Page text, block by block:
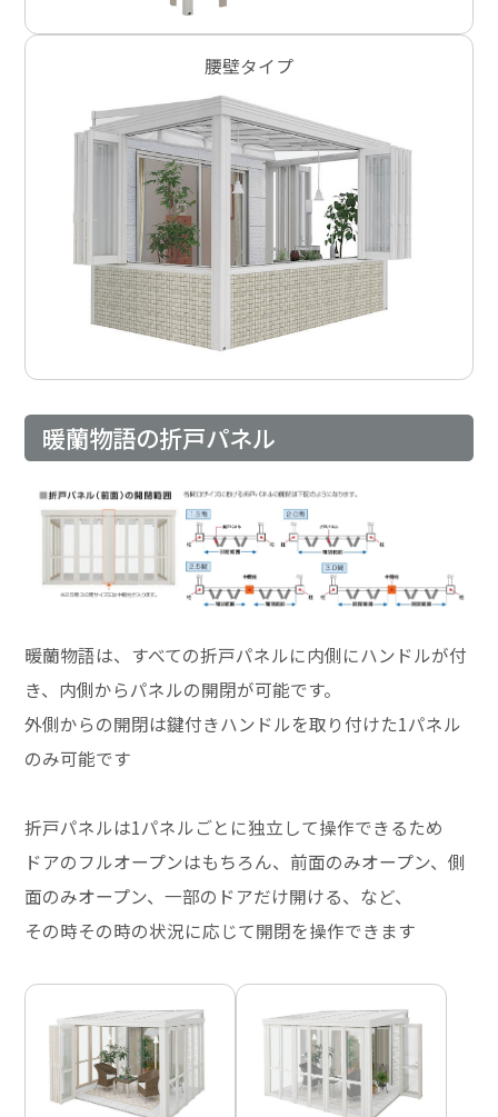
腰壁タイプ
暖蘭物語の折戸パネル
暖蘭物語は、すべての折戸パネルに内側にハンドルが付
き、内側からパネルの開閉が可能です。
外側からの開閉は鍵付きハンドルを取り付けた1パネル
のみ可能です
折戸パネルは1パネルごとに独立して操作できるため
ドアのフルオープンはもちろん、前面のみオープン、側
面のみオープン、一部のドアだけ開ける、など、
その時その時の状況に応じて開閉を操作できます